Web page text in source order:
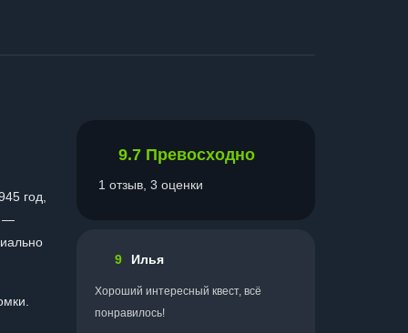
год,
—
9.7 Превосходно
1 отзыв, 3 оценки
9 Илья
Хороший интересный квест, всё
понравилось!